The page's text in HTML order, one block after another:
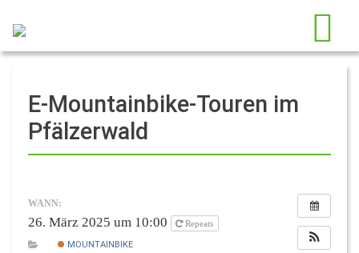
E-Mountainbike-Touren im
Pfälzerwald
WANN:
26. März 2025 um 10:00 Repeats
MOUNTAINBIKE